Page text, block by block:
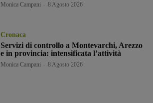
Monica Campani 8 Agosto 2026
Cronaca
Servizi di controllo a Montevarchi, Arezzo
e in provincia: intensificata l’attività
Monica Campani 8 Agosto 2026